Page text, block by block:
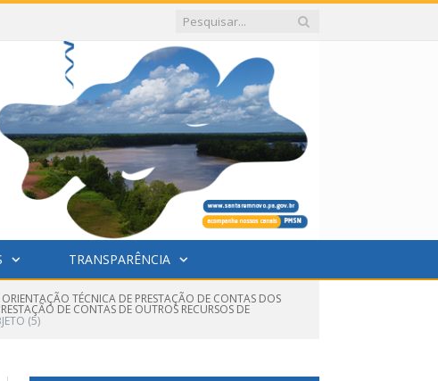
TRANSPARÊNCIA
TÉCNICA DE PRESTAÇÃO DE CONTAS DOS
DE CONTAS DE OUTROS RECURSOS DE
(5)